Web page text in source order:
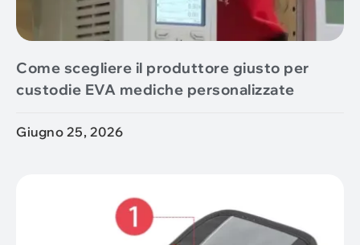
Come scegliere il produttore giusto per
custodie EVA mediche personalizzate
Giugno 25, 2026